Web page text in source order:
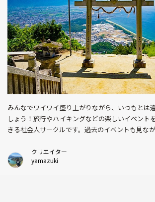
みんなでワイワイ盛り上がりながら、いつもとは
しょう！旅行やハイキングなどの楽しいイベント
きる社会人サークルです。過去のイベントも見な
クリエイター
yamazuki